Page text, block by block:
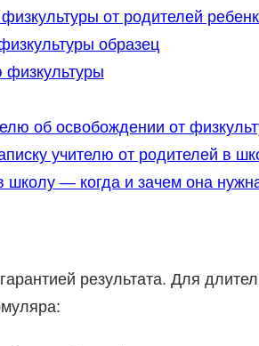
от родителей
образец
физкультуры
об освобождении от
учителю от родителей в
школу — когда и зачем она
результата. Для